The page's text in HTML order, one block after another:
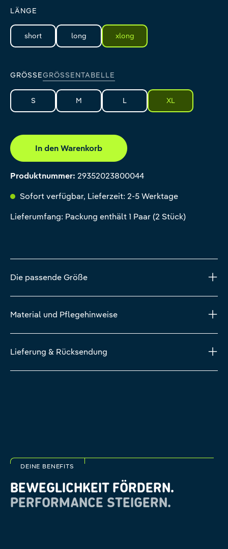
LÄNGE
short long xlong
GRÖSSE GRÖSSENTABELLE
S M L XL
In den Warenkorb
Produktnummer: 29352023800044
Sofort verfügbar, Lieferzeit: 2-5 Werktage
Lieferumfang: Packung enthält 1 Paar (2 Stück)
Die passende Größe
Material und Pflegehinweise
Lieferung & Rücksendung
DEINE BENEFITS
BEWEGLICHKEIT FÖRDERN.
PERFORMANCE STEIGERN.